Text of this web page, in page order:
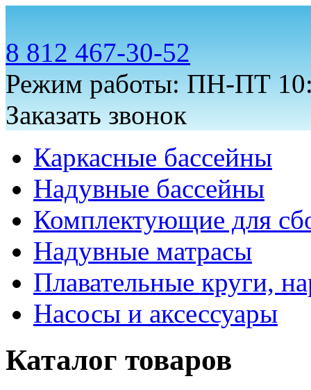
8 812 467-30-52
Режим работы: ПН-ПТ
Заказать звонок
Каркасные бассейны
Надувные бассейны
Комплектующие для
Надувные матрасы
Плавательные круги,
Насосы и аксессуары
Каталог товаров